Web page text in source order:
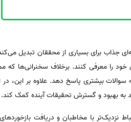
جذاب برای بسیاری از محققان تبدیل
را معرفی کنند. برخلاف سخنرانی‌ها
سوالات بیشتری پاسخ دهد. علاوه بر این،
به بهبود و گسترش تحقیقات آینده کمک کند.
نزدیک‌تر با مخاطبان و دریافت